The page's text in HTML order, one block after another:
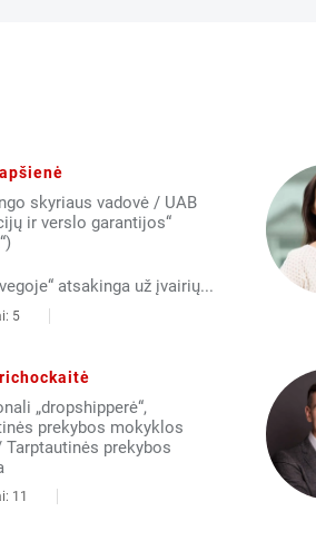
skyriaus vadovė / UAB
ir verslo garantijos“
atsakinga už įvairių...
5
„dropshipperė“,
prekybos mokyklos
Tarptautinės prekybos
11